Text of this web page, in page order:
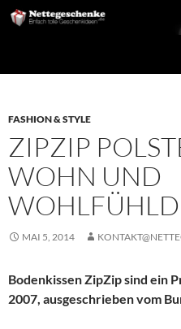
FASHION & STYLE
ZIPZIP
WOHN UND
MAI 5, 2014
Bodenkissen ZipZip sind ein
2007, ausgeschrieben vom